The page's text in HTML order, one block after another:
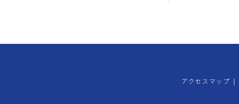
アクセスマップ |